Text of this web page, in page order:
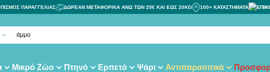
ΠΑΡΑΓΓΕΛΙΑΣ ΔΩΡΕΑΝ ΜΕΤΑΦΟΡΙΚΑ ΑΝΩ ΤΩΝ 29€ ΚΑΙ ΕΩΣ 20KG 100+ ΚΑΤΑΣΤΗΜΑΤΑ
άμμο γάτα
Μικρό Ζώο Πτηνό Ερπετό Ψάρι Αντιπαρασιτικά